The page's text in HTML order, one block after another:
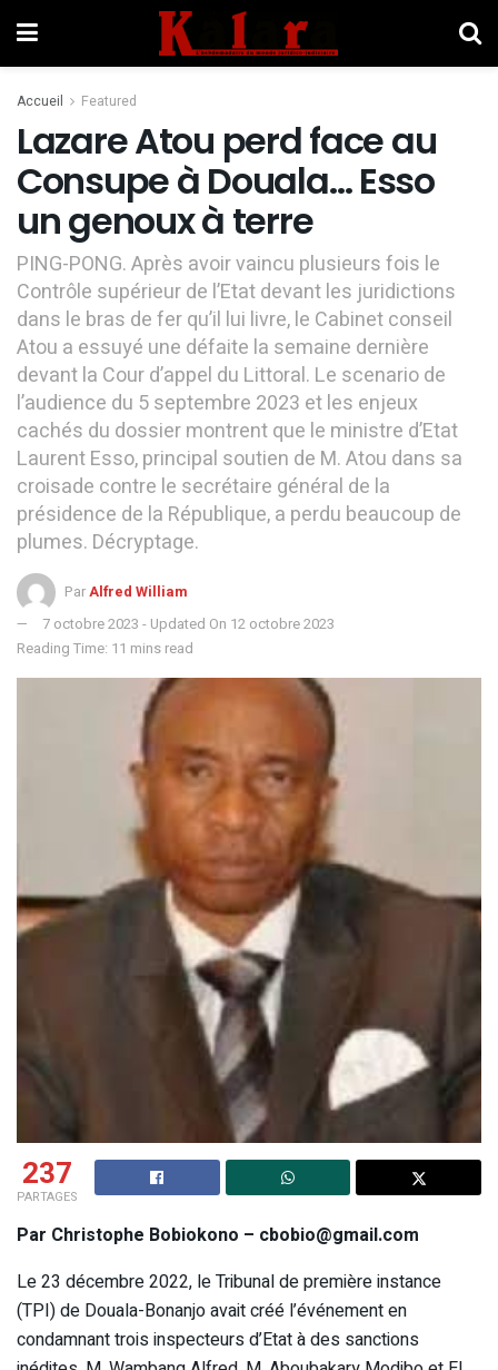
Accueil Featured
Lazare Atou perd face au
Consupe à Douala… Esso
un genoux à terre
PING-PONG. Après avoir vaincu plusieurs fois le
Contrôle supérieur de l’Etat devant les juridictions
dans le bras de fer qu’il lui livre, le Cabinet conseil
Atou a essuyé une défaite la semaine dernière
devant la Cour d’appel du Littoral. Le scenario de
l’audience du 5 septembre 2023 et les enjeux
cachés du dossier montrent que le ministre d’Etat
Laurent Esso, principal soutien de M. Atou dans sa
croisade contre le secrétaire général de la
présidence de la République, a perdu beaucoup de
plumes. Décryptage.
ParAlfred William
7 octobre 2023 - Updated On 12 octobre 2023
Reading Time: 11 mins read
237
PARTAGES
Par Christophe Bobiokono – cbobio@gmail.com
Le 23 décembre 2022, le Tribunal de première instance
(TPI) de Douala-Bonanjo avait créé l’événement en
condamnant trois inspecteurs d’Etat à des sanctions